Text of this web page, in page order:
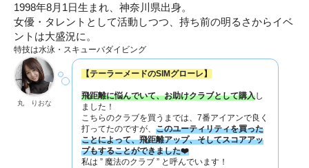
1998年8月1日生まれ、神奈川県出身。
女優・タレントとして活動しつつ、持ち前の明るさからイベ
ントは大盛況に。
特技は水泳・スキューバダイビング
丸 りおな
【テーラーメードのSIMグローレ】
飛距離に悩んでいて、お助けクラブとして購入し
ました！
こちらのクラブを買うまでは、7番アイアンで良く
打ってたのですが、このユーティリティを買った
ことによって、飛距離アップ、そしてスコアアッ
プもすることができました❤️
私は ” 魔法のクラブ ” と呼んでいます！